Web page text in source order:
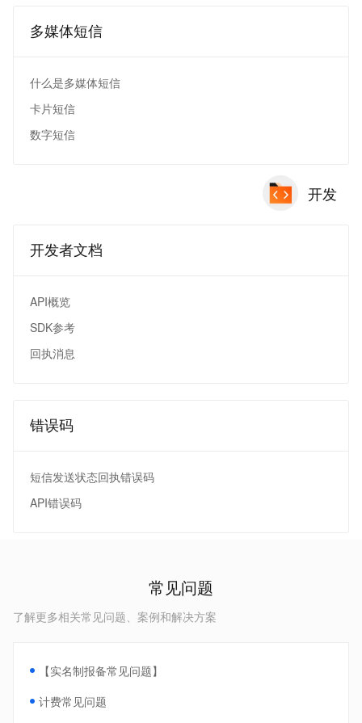
多媒体短信
什么是多媒体短信
卡片短信
数字短信
开发
开发者文档
API概览
SDK参考
回执消息
错误码
短信发送状态回执错误码
API错误码
常见问题
了解更多相关常见问题、案例和解决方案
【实名制报备常见问题】
计费常见问题